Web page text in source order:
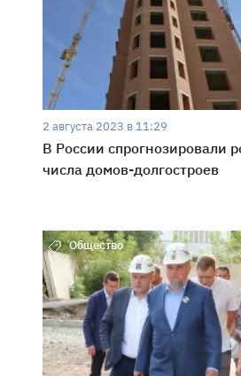
2 августа 2023 в 11:29
В России спрогнозировали
числа домов-долгостроев
Общество